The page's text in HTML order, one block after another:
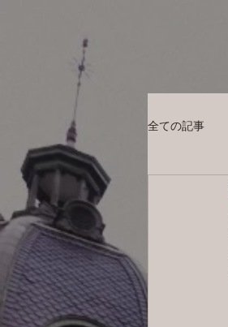
全ての記事